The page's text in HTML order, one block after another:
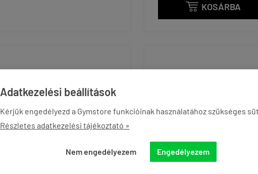
Adatkezelési beállítások
Kérjük engedélyezd a Gymstore funkcióinak használatához szükséges
Részletes adatkezelési tájékoztató »
Nem engedélyezem Engedélyezem
 KOSÁRBA